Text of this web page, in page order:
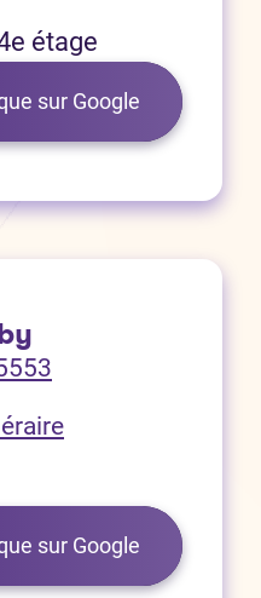
étage
sur Google(Ouvre
(Ouvre dans un
sur Google(Ouvre